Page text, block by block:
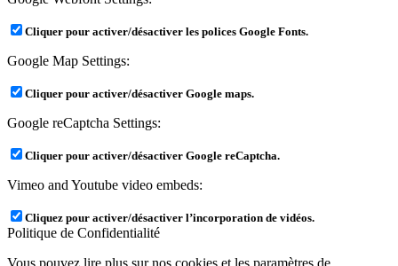
Cliquer pour activer/désactiver les polices Google Fonts.
Google Map Settings:
Cliquer pour activer/désactiver Google maps.
Google reCaptcha Settings:
Cliquer pour activer/désactiver Google reCaptcha.
Vimeo and Youtube video embeds:
Cliquez pour activer/désactiver l’incorporation de vidéos.
Politique de Confidentialité